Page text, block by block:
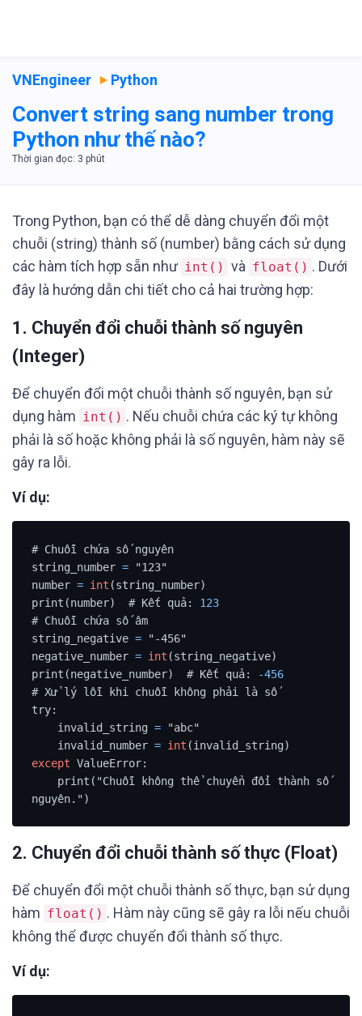
VNEngineer Python
Convert string sang number trong
Python như thế nào?
Trong Python, bạn có thể dễ dàng chuyển đổi một
chuỗi (string) thành số (number) bằng cách sử dụng
các hàm tích hợp sẵn như int() và float() . Dưới
đây là hướng dẫn chi tiết cho cả hai trường hợp:
1. Chuyển đổi chuỗi thành số nguyên
(Integer)
Để chuyển đổi một chuỗi thành số nguyên, bạn sử
dụng hàm int() . Nếu chuỗi chứa các ký tự không
phải là số hoặc không phải là số nguyên, hàm này sẽ
gây ra lỗi.
Ví dụ:
# Chuỗi chứa số nguyên
string_number = "123"
number = int (string_number)
print(number)  # Kết quả: 123
# Chuỗi chứa số âm
string_negative = "-456"
negative_number = int (string_negative)
print(negative_number)  # Kết quả:
-456
# Xử lý lỗi khi chuỗi không phải là số
try:
    invalid_string
= "abc"
    invalid_number
= int
except ValueError:
nguyên.")
2. Chuyển đổi chuỗi thành số thực (Float)
Để chuyển đổi một chuỗi thành số thực, bạn sử dụng
hàm float() . Hàm này cũng sẽ gây ra lỗi nếu chuỗi
không thể được chuyển đổi thành số thực.
Ví dụ: